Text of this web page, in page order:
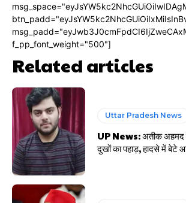
f_pp_font_weight="500"]
Related articles
Uttar Pradesh News
UP News: अतीक अहमद के
दुखों का पहाड़, हादसे में बेटे